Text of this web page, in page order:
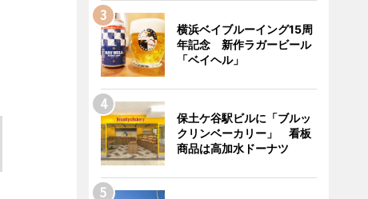
横浜ベイブルーイング15周
年記念 新作ラガービール
「ベイヘル」
保土ケ谷駅ビルに「ブルッ
クリンベーカリー」 看板
商品は高加水ドーナツ